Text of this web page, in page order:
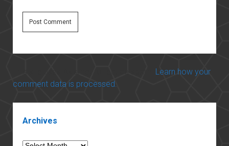
Learn how your
comment data is processed.
Archives